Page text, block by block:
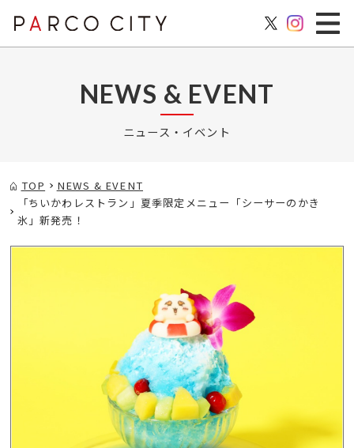
NEWS & EVENT
ニュース・イベント
TOP
NEWS & EVENT
「ちいかわレストラン」夏季限定メニュー「シーサーのかき
氷」新発売！